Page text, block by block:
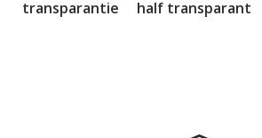
transparantie
half transparant